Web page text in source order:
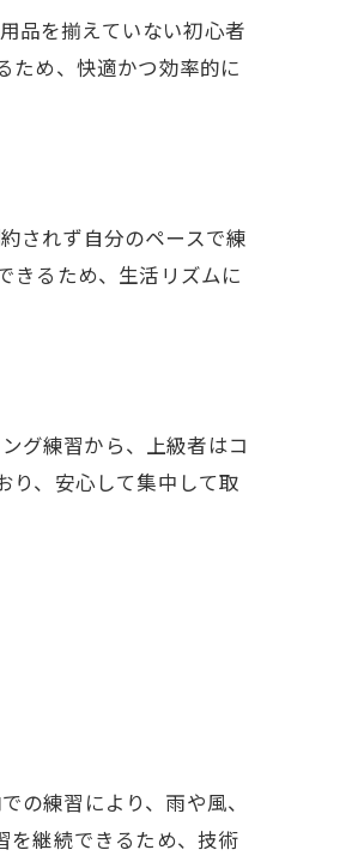
品を揃えていない初心者
ため、快適かつ効率的に
されず自分のペースで練
きるため、生活リズムに
グ練習から、上級者はコ
り、安心して集中して取
の練習により、雨や風、
を継続できるため、技術